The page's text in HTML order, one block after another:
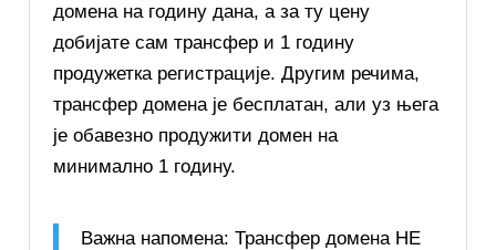
домена на годину дана, а за ту цену
добијате сам трансфер и 1 годину
продужетка регистрације. Другим речима,
трансфер домена је бесплатан, али уз њега
је обавезно продужити домен на
минимално 1 годину.
Важна напомена: Трансфер домена НЕ